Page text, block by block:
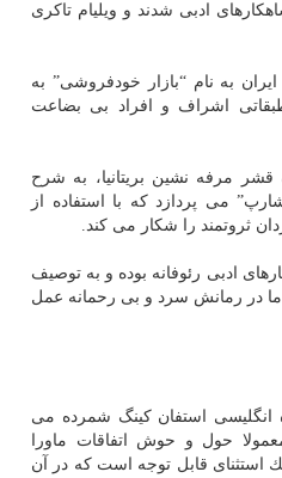
ادبی شدند و ویلیام تاكری
به نام “بازار خودفروشی” به
اشراف و افراد بی بضاعت
قشر مرفه نشین بریتانیا، به شرح
می پردازد كه با استفاده از
ثروتمند را شكار می كند.
ادبی رئوفانه بوده و به توصیف
در رمانش سرد و بی رحمانه عمل
انگلیسی استفان كینگ شمرده می
حول و حوش اتفاقات ماورا
استثنای قابل توجه است كه در آن